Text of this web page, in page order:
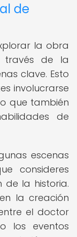
de
la obra
través de la
clave. Esto
involucrarse
que también
de
escenas
consideres
de la historia.
la creación
el doctor
los eventos